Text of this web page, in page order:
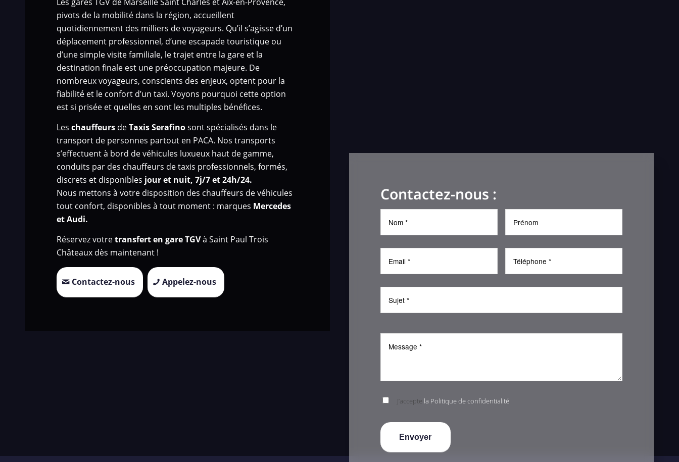
pivots de la mobilité dans la région, accueillent
quotidiennement des milliers de voyageurs. Qu’il s’agisse d’un
déplacement professionnel, d’une escapade touristique ou
d’une simple visite familiale, le trajet entre la gare et la
destination finale est une préoccupation majeure. De
nombreux voyageurs, conscients des enjeux, optent pour la
fiabilité et le confort d’un taxi. Voyons pourquoi cette option
est si prisée et quelles en sont les multiples bénéfices.
Leschauffeurs deTaxis Serafinosont spécialisés dans le
transport de personnes partout en PACA. Nos transports
s’effectuent à bord de véhicules luxueux haut de gamme,
conduits par des chauffeurs de taxis professionnels, formés,
discrets et disponibles jour et nuit, 7j/7 et 24h/24.
Nous mettons à votre disposition des chauffeurs de véhicules
tout confort, disponibles à tout moment : marques Mercedes
et Audi.
Réservez votretransfert en gare TGVà Saint Paul Trois
Châteaux dès maintenant !
Contactez-nous Appelez-nous
Contactez-nous :
J’accepte la Politique de confidentialité